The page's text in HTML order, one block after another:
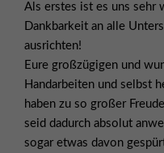
Als erstes ist es uns sehr
Dankbarkeit an alle
ausrichten!
Eure großzügigen und
Handarbeiten und selbst
haben zu so großer
seid dadurch absolut
sogar etwas davon